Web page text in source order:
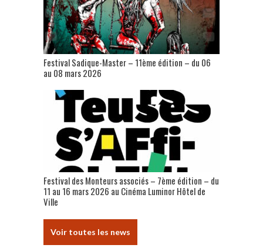
Festival Sadique-Master – 11ème édition – du 06
au 08 mars 2026
Festival des Monteurs associés – 7ème édition – du
11 au 16 mars 2026 au Cinéma Luminor Hôtel de
Ville
Voir toutes les news